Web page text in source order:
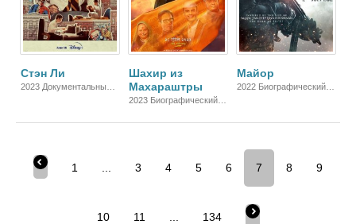
Стэн Ли
2023 Документальный,
Шахир из
Махараштры
2023 Биографический,
Майор
2022 Биографический,
1 3 4 5 6 7 8 9
10 11 134